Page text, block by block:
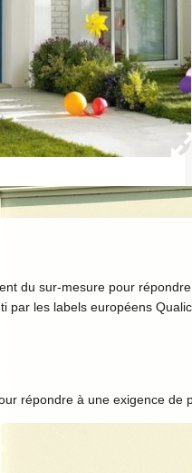
du sur-mesure pour
par les labels européens
répondre à une exigence de